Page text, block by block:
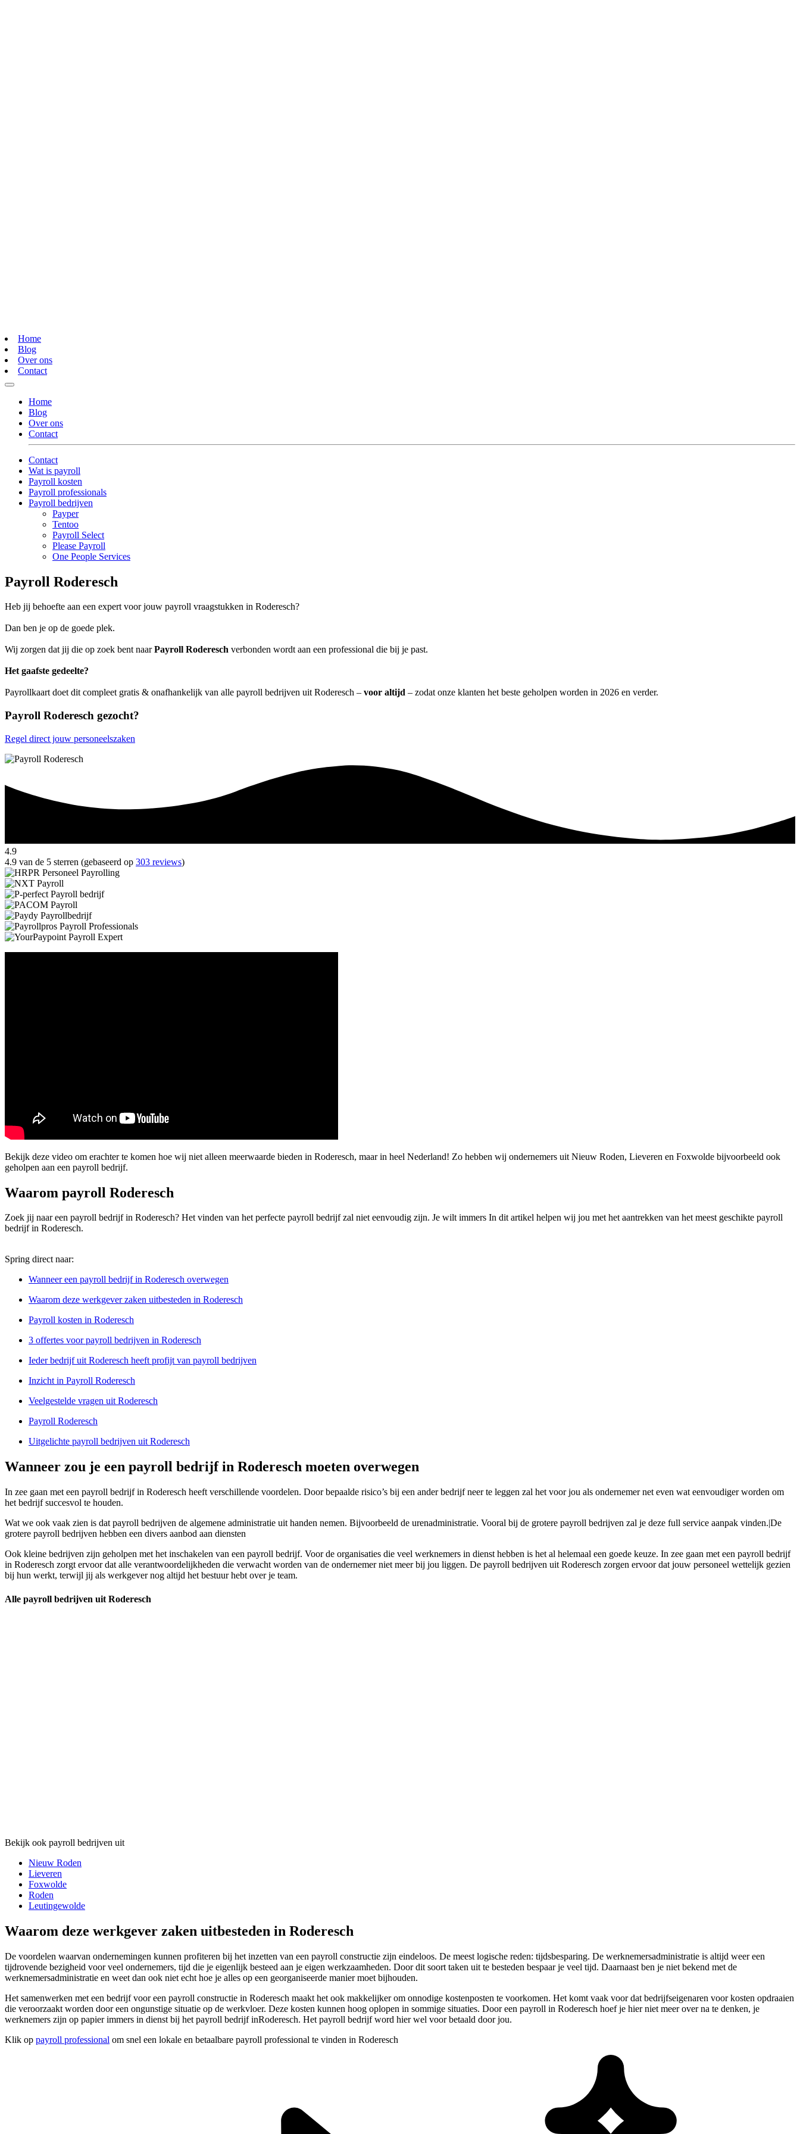
Home
Blog
Over ons
Contact
Home
Blog
Over ons
Contact
Contact
Wat is payroll
Payroll kosten
Payroll professionals
Payroll bedrijven
Payper
Tentoo
Payroll Select
Please Payroll
One People Services
Payroll Roderesch
Heb jij behoefte aan een expert voor jouw payroll vraagstukken in Roderesch?
Dan ben je op de goede plek.
Wij zorgen dat jij die op zoek bent naarPayroll Roderesch verbonden wordt aan een professional die bij je past.
Het gaafste gedeelte?
Payrollkaart doet dit compleet gratis & onafhankelijk van alle payroll bedrijven uit Roderesch – voor altijd – zodat onze klanten het beste geholpen worden in 2026 en verder.
Payroll Roderesch gezocht?
Regel direct jouw personeelszaken
4.9
4.9 van de 5 sterren (gebaseerd op 303 reviews)
Bekijk deze video om erachter te komen hoe wij niet alleen meerwaarde bieden in Roderesch, maar in heel Nederland! Zo hebben wij ondernemers uit Nieuw Roden, Lieveren en Foxwolde bijvoorbeeld ook
geholpen aan een payroll bedrijf.
Waarom payroll Roderesch
Zoek jij naar een payroll bedrijf in Roderesch? Het vinden van het perfecte payroll bedrijf zal niet eenvoudig zijn. Je wilt immers In dit artikel helpen wij jou met het aantrekken van het meest geschikte payroll
bedrijf in Roderesch.
Spring direct naar:
Wanneer een payroll bedrijf in Roderesch overwegen
Waarom deze werkgever zaken uitbesteden in Roderesch
Payroll kosten in Roderesch
3 offertes voor payroll bedrijven in Roderesch
Ieder bedrijf uit Roderesch heeft profijt van payroll bedrijven
Inzicht in Payroll Roderesch
Veelgestelde vragen uit Roderesch
Payroll Roderesch
Uitgelichte payroll bedrijven uit Roderesch
Wanneer zou je een payroll bedrijf in Roderesch moeten overwegen
In zee gaan met een payroll bedrijf in Roderesch heeft verschillende voordelen. Door bepaalde risico’s bij een ander bedrijf neer te leggen zal het voor jou als ondernemer net even wat eenvoudiger worden om
het bedrijf succesvol te houden.
Wat we ook vaak zien is dat payroll bedrijven de algemene administratie uit handen nemen. Bijvoorbeeld de urenadministratie. Vooral bij de grotere payroll bedrijven zal je deze full service aanpak vinden.|De
grotere payroll bedrijven hebben een divers aanbod aan diensten
Ook kleine bedrijven zijn geholpen met het inschakelen van een payroll bedrijf. Voor de organisaties die veel werknemers in dienst hebben is het al helemaal een goede keuze. In zee gaan met een payroll bedrijf
in Roderesch zorgt ervoor dat alle verantwoordelijkheden die verwacht worden van de ondernemer niet meer bij jou liggen. De payroll bedrijven uit Roderesch zorgen ervoor dat jouw personeel wettelijk gezien
bij hun werkt, terwijl jij als werkgever nog altijd het bestuur hebt over je team.
Alle payroll bedrijven uit Roderesch
Bekijk ook payroll bedrijven uit
Nieuw Roden
Lieveren
Foxwolde
Roden
Leutingewolde
Waarom deze werkgever zaken uitbesteden in Roderesch
De voordelen waarvan ondernemingen kunnen profiteren bij het inzetten van een payroll constructie zijn eindeloos. De meest logische reden: tijdsbesparing. De werknemersadministratie is altijd weer een
tijdrovende bezigheid voor veel ondernemers, tijd die je eigenlijk besteed aan je eigen werkzaamheden. Door dit soort taken uit te besteden bespaar je veel tijd. Daarnaast ben je niet bekend met de
werknemersadministratie en weet dan ook niet echt hoe je alles op een georganiseerde manier moet bijhouden.
Het samenwerken met een bedrijf voor een payroll constructie in Roderesch maakt het ook makkelijker om onnodige kostenposten te voorkomen. Het komt vaak voor dat bedrijfseigenaren voor kosten opdraaien
die veroorzaakt worden door een ongunstige situatie op de werkvloer. Deze kosten kunnen hoog oplopen in sommige situaties. Door een payroll in Roderesch hoef je hier niet meer over na te denken, je
werknemers zijn op papier immers in dienst bij het payroll bedrijf inRoderesch. Het payroll bedrijf word hier wel voor betaald door jou.
Klik op payroll professional om snel een lokale en betaalbare payroll professional te vinden in Roderesch